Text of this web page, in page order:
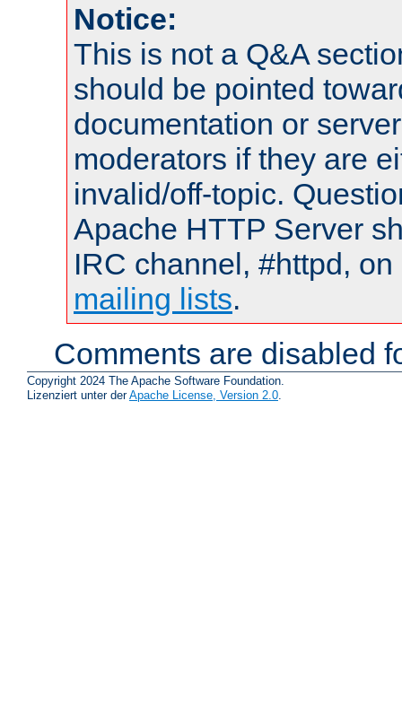
Notice:
This is not a Q&A
should be pointed
documentation or
moderators if they are
invalid/off-topic.
Apache HTTP Server
IRC channel, #httpd,
mailing lists.
Comments are disabled
Copyright 2024 The Apache Software Foundation.
Lizenziert unter derApache License, Version 2.0.